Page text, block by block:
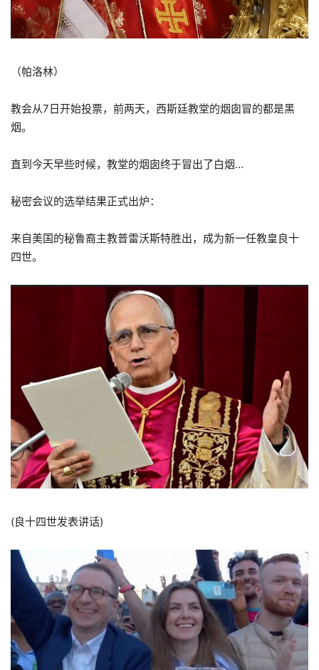
（帕洛林）
教会从7日开始投票，前两天，西斯廷教堂的烟囱冒的都是黑
烟。
直到今天早些时候，教堂的烟囱终于冒出了白烟…
秘密会议的选举结果正式出炉：
来自美国的秘鲁裔主教普雷沃斯特胜出，成为新一任教皇良十
四世。
(良十四世发表讲话)